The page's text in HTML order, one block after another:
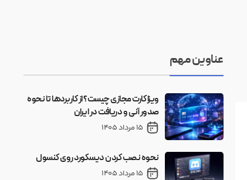
عناوین مهم
ویزا کارت مجازی چیست؟ از کاربردها تا نحوه
صدور آنی و دریافت در ایران
15 مرداد 1405
نحوه نصب کردن دیسکورد روی کنسول
15 مرداد 1405